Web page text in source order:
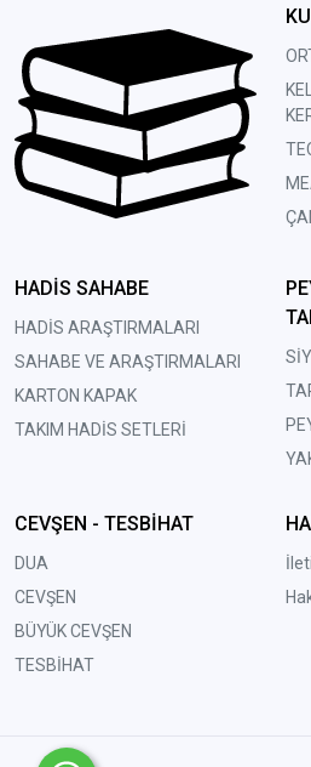
HADİS SAHABE
HADİS ARAŞTIRMALARI
SAHABE VE ARAŞTIRMALARI
KARTON KAPAK
TAKIM HADİS SETLERİ
CEVŞEN - TESBİHAT
DUA
CEVŞEN
BÜYÜK CEVŞEN
TESBİHAT